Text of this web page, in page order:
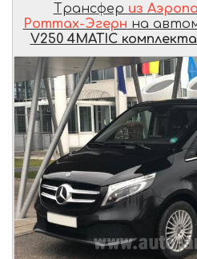
Трансфер из
Роттах-Эгерн на
V250 4MATIC